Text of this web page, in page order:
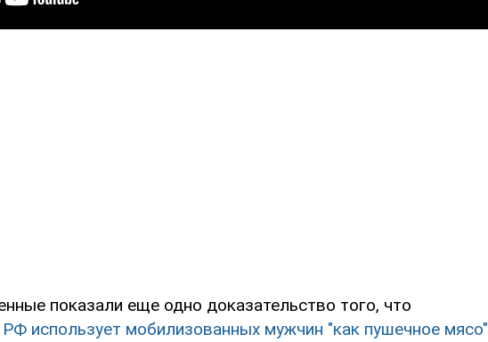
показали еще одно доказательство того, что
использует мобилизованных мужчин "как пушечное мясо"